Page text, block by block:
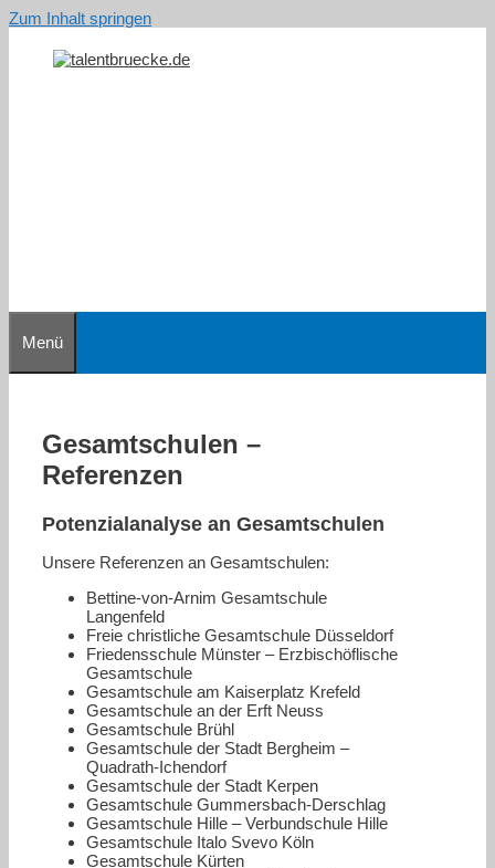
Zum Inhalt springen
Menü
Gesamtschulen –
Referenzen
Potenzialanalyse an Gesamtschulen
Unsere Referenzen an Gesamtschulen:
Bettine-von-Arnim Gesamtschule
Langenfeld
Freie christliche Gesamtschule Düsseldorf
Friedensschule Münster – Erzbischöflische
Gesamtschule
Gesamtschule am Kaiserplatz Krefeld
Gesamtschule an der Erft Neuss
Gesamtschule Brühl
Gesamtschule der Stadt Bergheim –
Quadrath-Ichendorf
Gesamtschule der Stadt Kerpen
Gesamtschule Gummersbach-Derschlag
Gesamtschule Hille – Verbundschule Hille
Gesamtschule Italo Svevo Köln
Gesamtschule Kürten